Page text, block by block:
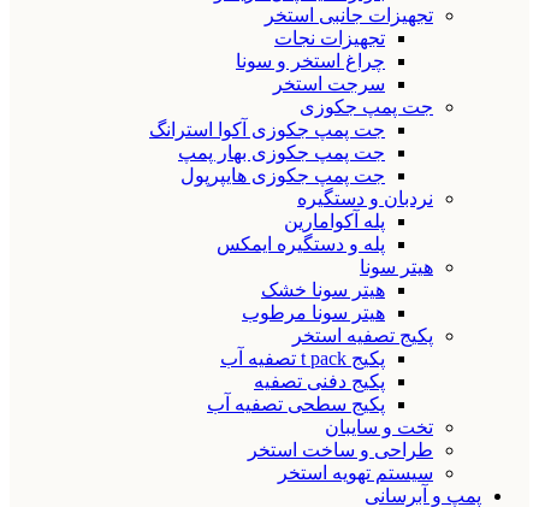
تجهیزات جانبی استخر
تجهیزات نجات
چراغ استخر و سونا
سرجت استخر
جت پمپ جکوزی
جت پمپ جکوزی آکوا استرانگ
جت پمپ جکوزی بهار پمپ
جت پمپ جکوزی هایپرپول
نردبان و دستگیره
پله آکوامارین
پله و دستگیره ایمکس
هیتر سونا
هیتر سونا خشک
هیتر سونا مرطوب
پکیج تصفیه استخر
پکیج t pack تصفیه آب
پکیج دفنی تصفیه
پکیج سطحی تصفیه آب
تخت و سایبان
طراحی و ساخت استخر
سیستم تهویه استخر
پمپ و آبرسانی